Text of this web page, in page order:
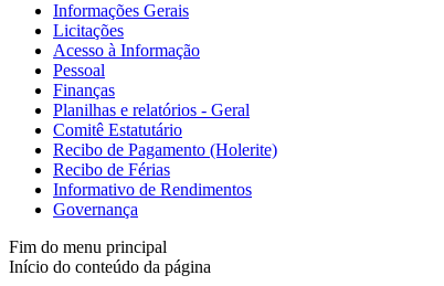
Informações Gerais
Licitações
Acesso à Informação
Pessoal
Finanças
Planilhas e relatórios - Geral
Comitê Estatutário
Recibo de Pagamento (Holerite)
Recibo de Férias
Informativo de Rendimentos
Governança
Fim do menu principal
Início do conteúdo da página